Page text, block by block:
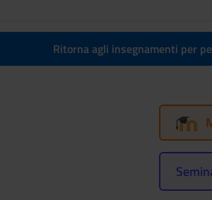
Ritorna agli insegnamenti per